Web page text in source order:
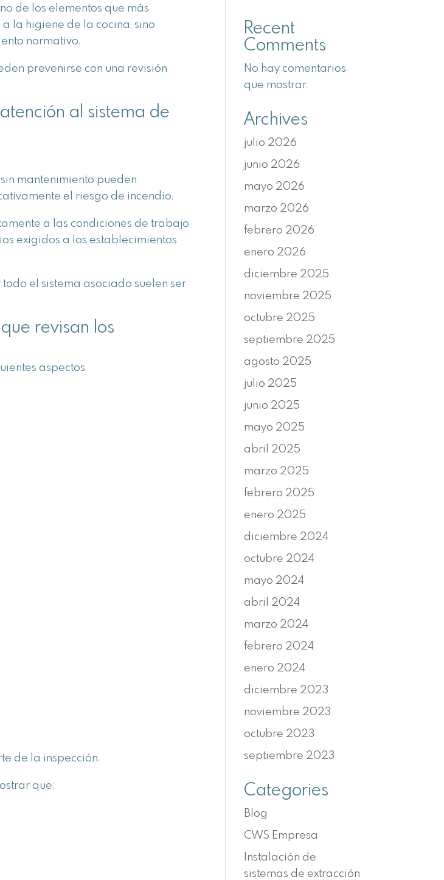
de los elementos que más
la higiene de la cocina, sino
normativo.
prevenirse con una revisión
al sistema de
mantenimiento pueden
el riesgo de incendio.
a las condiciones de trabajo
exigidos a los establecimientos
el sistema asociado suelen ser
revisan los
aspectos.
de la inspección.
que:
Recent
Comments
No hay comentarios
que mostrar.
Archives
julio 2026
junio 2026
mayo 2026
marzo 2026
febrero 2026
enero 2026
diciembre 2025
noviembre 2025
octubre 2025
septiembre 2025
agosto 2025
julio 2025
junio 2025
mayo 2025
abril 2025
marzo 2025
febrero 2025
enero 2025
diciembre 2024
octubre 2024
mayo 2024
abril 2024
marzo 2024
febrero 2024
enero 2024
diciembre 2023
noviembre 2023
octubre 2023
septiembre 2023
Categories
Blog
CWS Empresa
Instalación de
sistemas de extracción